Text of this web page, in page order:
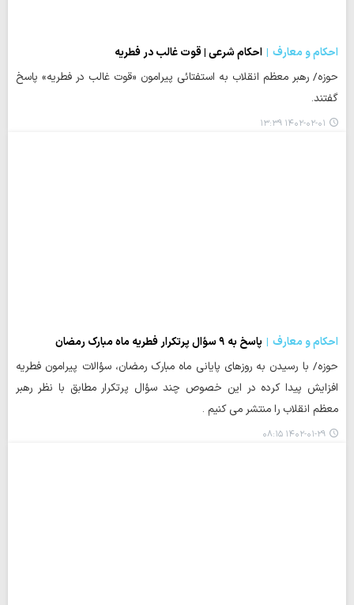
احکام و معارف
احکام شرعی | قوت غالب در فطریه
حوزه/ رهبر معظم انقلاب به استفتائی پیرامون «قوت غالب در فطریه» پاسخ
گفتند.
۱۴۰۲-۰۲-۰۱ ۱۳:۳۹
احکام و معارف
پاسخ به ۹ سؤال پرتکرار فطریه ماه مبارک رمضان
حوزه/ با رسیدن به روزهای پایانی ماه مبارک رمضان، سؤالات پیرامون فطریه
افزایش پیدا کرده در این خصوص چند سؤال پرتکرار مطابق با نظر رهبر
معظم انقلاب را منتشر می کنیم .
۱۴۰۲-۰۱-۲۹ ۰۸:۱۵